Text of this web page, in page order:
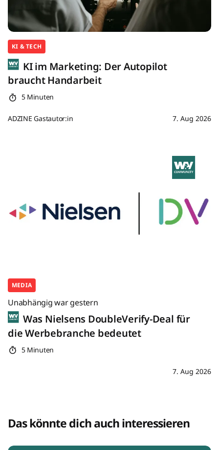
KI & TECH
KI im Marketing: Der Autopilot
braucht Handarbeit
5 Minuten
ADZINE Gastautor:in 7. Aug 2026
MEDIA
Unabhängig war gestern
Was Nielsens DoubleVerify-Deal für
die Werbebranche bedeutet
5 Minuten
7. Aug 2026
Das könnte dich auch interessieren